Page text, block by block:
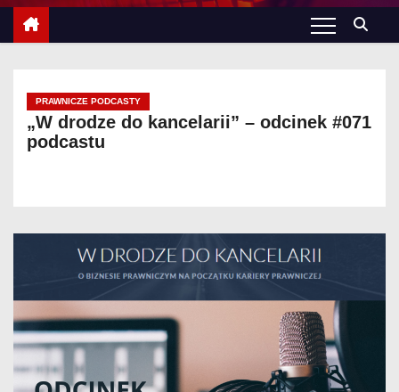
PRAWNICZE PODCASTY
„W drodze do kancelarii” – odcinek #071
podcastu